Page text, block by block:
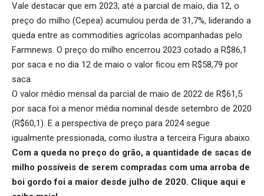
Vale destacar que em 2023, até a parcial de maio, dia 12, o
preço do milho (Cepea) acumulou perda de 31,7%, liderando a
queda entre as commodities agrícolas acompanhadas pelo
Farmnews. O preço do milho encerrou 2023 cotado a R$86,1
por saca e no dia 12 de maio o valor ficou em R$58,79 por
saca.
O valor médio mensal da parcial de maio de 2022 de R$61,5
por saca foi a menor média nominal desde setembro de 2020
(R$60,1). E a perspectiva de preço para 2024 segue
igualmente pressionada, como ilustra a terceira Figura abaixo.
Com a queda no preço do grão, a quantidade de sacas de
milho possíveis de serem compradas com uma arroba de
boi gordo foi a maior desde julho de 2020. Clique aqui e